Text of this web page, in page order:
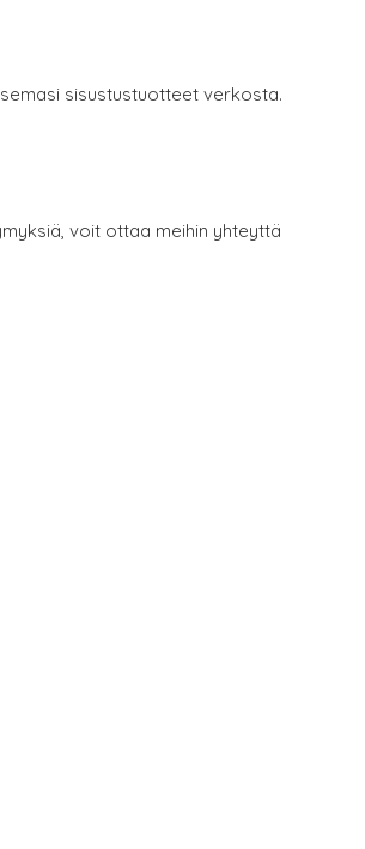
sisustustuotteet verkosta.
voit ottaa meihin yhteyttä